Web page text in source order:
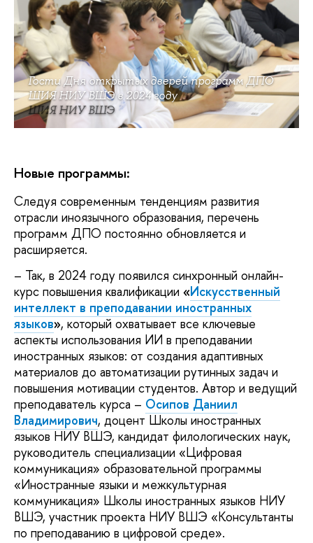
Гости Дня открытых дверей программ ДПО
ШИЯ НИУ ВШЭ в 2024 году
ШИЯ НИУ ВШЭ
Новые программы:
Следуя современным тенденциям развития
отрасли иноязычного образования, перечень
программ ДПО постоянно обновляется и
расширяется.
– Так, в 2024 году появился синхронный онлайн-
курс повышения квалификации «Искусственный
интеллект в преподавании иностранных
языков», который охватывает все ключевые
аспекты использования ИИ в преподавании
иностранных языков: от создания адаптивных
материалов до автоматизации рутинных задач и
повышения мотивации студентов. Автор и ведущий
преподаватель курса – Осипов Даниил
Владимирович, доцент Школы иностранных
языков НИУ ВШЭ, кандидат филологических наук,
руководитель специализации «Цифровая
коммуникация» образовательной программы
«Иностранные языки и межкультурная
коммуникация» Школы иностранных языков НИУ
ВШЭ, участник проекта НИУ ВШЭ «Консультанты
по преподаванию в цифровой среде».